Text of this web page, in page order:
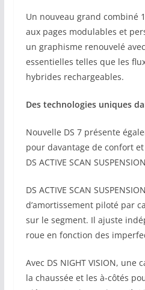
Un nouveau grand combiné
aux pages modulables et
un graphisme renouvelé
essentielles telles que les
hybrides rechargeables.
Des technologies uniques
Nouvelle DS 7 présente
pour davantage de confort
DS ACTIVE SCAN
DS ACTIVE SCAN
d’amortissement piloté par
sur le segment. Il ajuste
roue en fonction des
Avec DS NIGHT VISION,
la chaussée et les à-côtés